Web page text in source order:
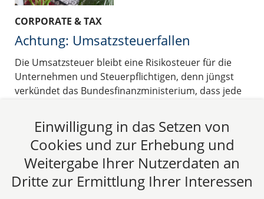
CORPORATE & TAX
Achtung: Umsatzsteuerfallen
Die Umsatzsteuer bleibt eine Risikosteuer für die
Unternehmen und Steuerpflichtigen, denn jüngst
verkündet das Bundesfinanzministerium, dass jede
Durchschnitt zu einem Mehrergebnis von gut 0,92
Mio. € geführt hat.
09.05.2017
Beitrag lesen
Einwilligung in das Setzen von
Cookies und zur Erhebung und
Weitergabe Ihrer Nutzerdaten an
Dritte zur Ermittlung Ihrer Interessen